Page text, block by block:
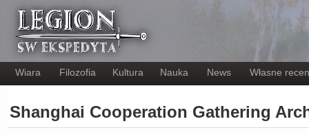
Wiara Filozofia Kultura Nauka News Własne
Shanghai Cooperation Gathering